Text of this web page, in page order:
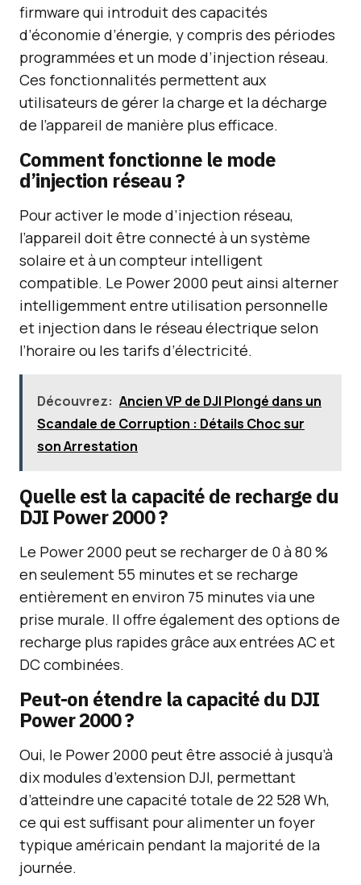
firmware qui introduit des capacités
d’économie d’énergie, y compris des périodes
programmées et un mode d’injection réseau.
Ces fonctionnalités permettent aux
utilisateurs de gérer la charge et la décharge
de l’appareil de manière plus efficace.
Comment fonctionne le mode
d’injection réseau ?
Pour activer le mode d’injection réseau,
l’appareil doit être connecté à un système
solaire et à un compteur intelligent
compatible. Le Power 2000 peut ainsi alterner
intelligemment entre utilisation personnelle
et injection dans le réseau électrique selon
l’horaire ou les tarifs d’électricité.
Découvrez: Ancien VP de DJI Plongé dans un
Scandale de Corruption : Détails Choc sur
son Arrestation
Quelle est la capacité de recharge du
DJI Power 2000 ?
Le Power 2000 peut se recharger de 0 à 80 %
en seulement 55 minutes et se recharge
entièrement en environ 75 minutes via une
prise murale. Il offre également des options de
recharge plus rapides grâce aux entrées AC et
DC combinées.
Peut-on étendre la capacité du DJI
Power 2000 ?
Oui, le Power 2000 peut être associé à jusqu’à
dix modules d’extension DJI, permettant
d’atteindre une capacité totale de 22 528 Wh,
ce qui est suffisant pour alimenter un foyer
typique américain pendant la majorité de la
journée.